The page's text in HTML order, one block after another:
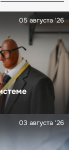
05 августа '26
03 августа '26